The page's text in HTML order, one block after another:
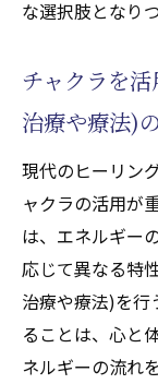
な選択肢となり
チャクラを
治療や療法)
現代のヒーリン
ャクラの活用が
は、エネルギー
応じて異なる特
治療や療法)を行
ることは、心と
ネルギーの流れ